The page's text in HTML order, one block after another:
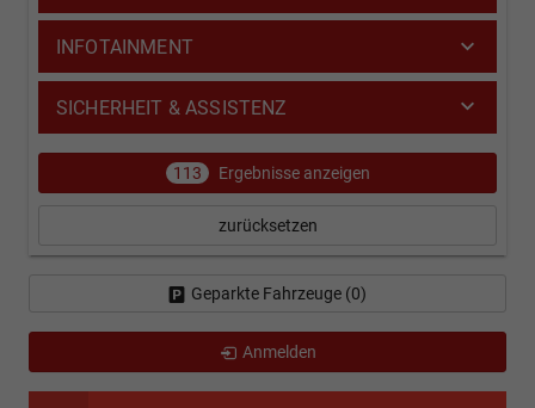
INFOTAINMENT
SICHERHEIT & ASSISTENZ
113 Ergebnisse anzeigen
zurücksetzen
Geparkte Fahrzeuge (0)
Anmelden